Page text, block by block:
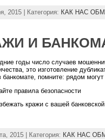
2015 | Категория: КАК НАС
И
годы число случаев
это изготовление
банкомате, помните: рядом
правила безопасности
кражи с вашей
2015 | Категория: КАК НАС